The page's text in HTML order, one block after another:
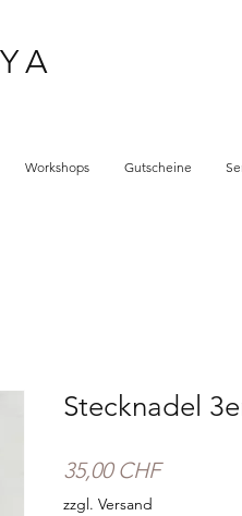
Workshops Gutscheine
Stecknadel
35,00 CHFPreis
zzgl. Versand